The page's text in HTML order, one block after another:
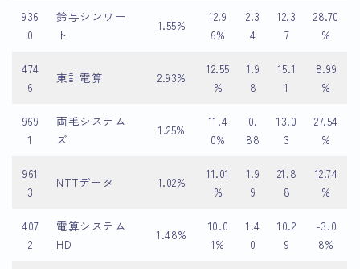
936
0
鈴与シンワー
ト
1.55%
12.9
6%
2.3
4
12.3
7
28.70
%
474
6
東計電算 2.93%
12.55
%
1.9
8
15.1
1
8.99
%
969
1
両毛システム
ズ
1.25%
11.4
0%
0.
88
13.0
3
27.54
%
961
3
NTTデータ 1.02%
11.01
%
1.9
9
21.8
8
12.74
%
407
2
電算システム
HD
1.48%
10.0
1%
1.4
0
10.2
9
-3.0
8%